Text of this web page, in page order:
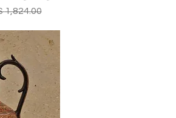
سعر عادي‏1,824.00 US$